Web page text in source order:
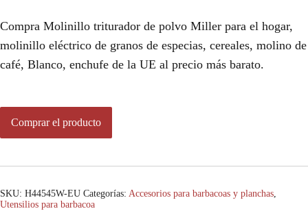
Compra Molinillo triturador de polvo Miller para el hogar,
molinillo eléctrico de granos de especias, cereales, molino de
café, Blanco, enchufe de la UE al precio más barato.
Comprar el producto
SKU: H44545W-EU Categorías: Accesorios para barbacoas y planchas,
Utensilios para barbacoa